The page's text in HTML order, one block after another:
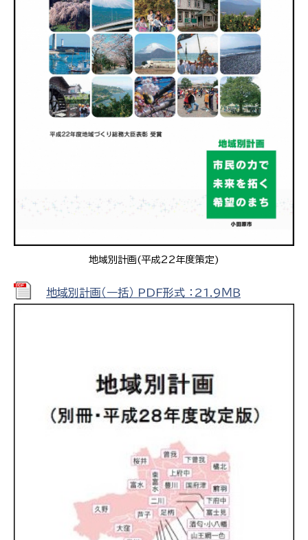
地域別計画(平成22年度策定)
地域別計画（一括） PDF形式 ：21.9ＭＢ